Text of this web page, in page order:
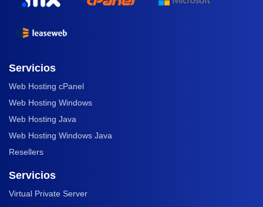
Servicios
Web Hosting cPanel
Web Hosting Windows
Web Hosting Java
Web Hosting Windows Java
Resellers
Servicios
Virtual Private Server